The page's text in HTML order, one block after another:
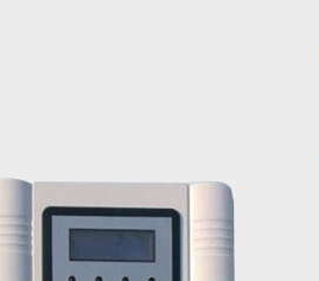
HY-F10型便携式